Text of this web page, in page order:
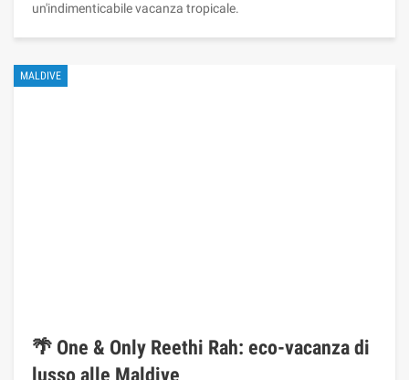
un'indimenticabile vacanza tropicale.
MALDIVE
🌴 One & Only Reethi Rah: eco-vacanza di
lusso alle Maldive